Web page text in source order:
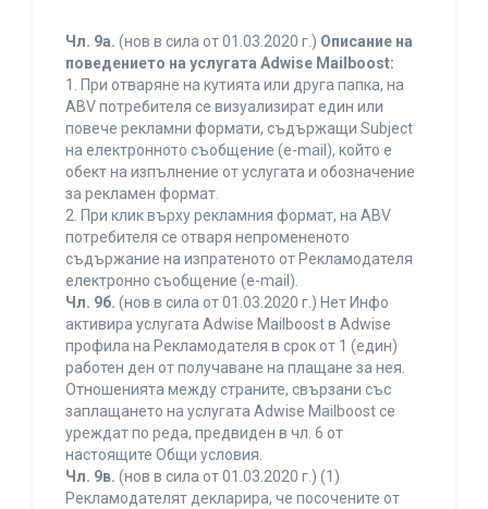
Чл. 9а. (нов в сила от 01.03.2020 г.) Описание на
поведението на услугата Adwise Mailboost:
1. При отваряне на кутията или друга папка, на
ABV потребителя се визуализират един или
повече рекламни формати, съдържащи Subject
на електронното съобщение (e-mail), който е
обект на изпълнение от услугата и обозначение
за рекламен формат.
2. При клик върху рекламния формат, на ABV
потребителя се отваря непромененото
съдържание на изпратеното от Рекламодателя
електронно съобщение (e-mail).
Чл. 9б. (нов в сила от 01.03.2020 г.) Нет Инфо
активира услугата Adwise Mailboost в Adwise
профила на Рекламодателя в срок от 1 (един)
работен ден от получаване на плащане за нея.
Отношенията между страните, свързани със
заплащането на услугата Adwise Mailboost се
уреждат по реда, предвиден в чл. 6 от
настоящите Общи условия.
Чл. 9в. (нов в сила от 01.03.2020 г.) (1)
Рекламодателят декларира, че посочените от